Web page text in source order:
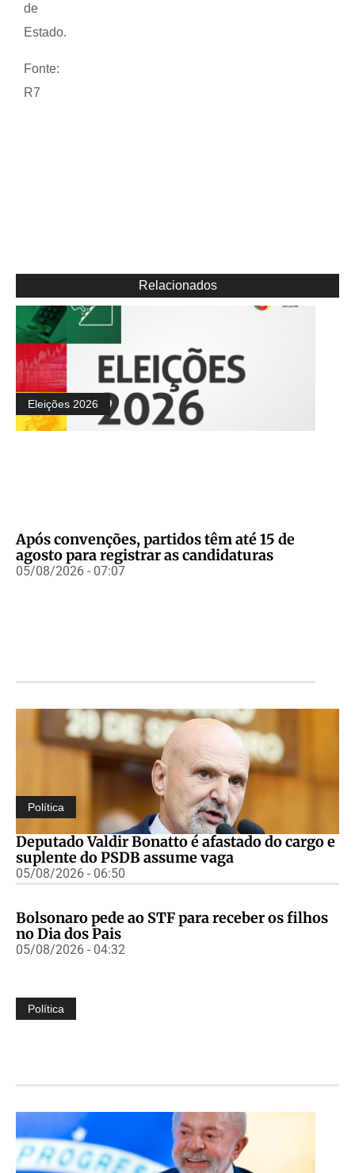
de
Estado.
Fonte:
R7
Relacionados
Eleições 2026
Após convenções, partidos têm até 15 de
agosto para registrar as candidaturas
05/08/2026 - 07:07
Política
Deputado Valdir Bonatto é afastado do cargo e
suplente do PSDB assume vaga
05/08/2026 - 06:50
Política
Bolsonaro pede ao STF para receber os filhos
no Dia dos Pais
05/08/2026 - 04:32